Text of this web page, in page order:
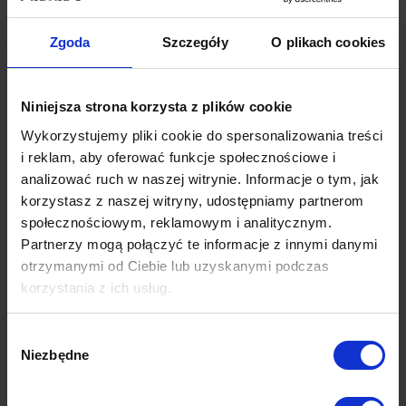
Zgoda Szczegóły O plikach cookies
Niniejsza strona korzysta z plików cookie
Wykorzystujemy pliki cookie do spersonalizowania treści
i reklam, aby oferować funkcje społecznościowe i
analizować ruch w naszej witrynie. Informacje o tym, jak
korzystasz z naszej witryny, udostępniamy partnerom
społecznościowym, reklamowym i analitycznym.
Partnerzy mogą połączyć te informacje z innymi danymi
otrzymanymi od Ciebie lub uzyskanymi podczas
korzystania z ich usług.
zgody
Niezbędne
Model 3D
Opinie (0)
Produkty z tej samej kolekcji